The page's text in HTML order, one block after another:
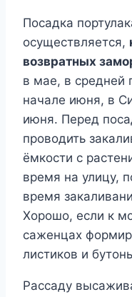
Посадка
осуществляется,
возвратных
в мае, в средней
начале июня, в
июня. Перед
проводить
ёмкости с
время на улицу,
время
Хорошо, если к
саженцах
листиков и
Рассаду